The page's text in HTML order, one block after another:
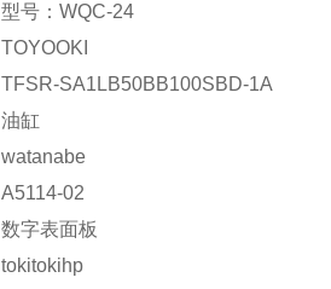
型号：WQC-24
TOYOOKI
TFSR-SA1LB50BB100SBD-1A
油缸
watanabe
A5114-02
数字表面板
tokitokihp